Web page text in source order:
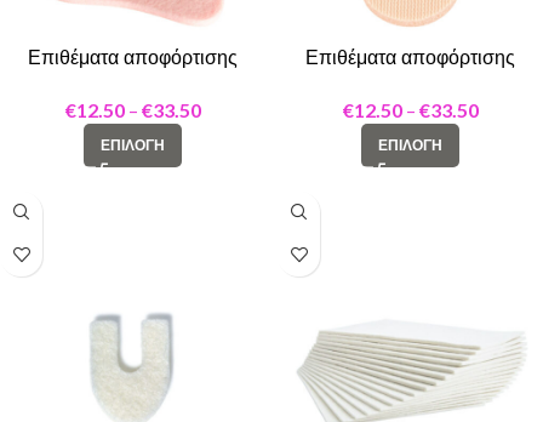
Επιθέματα αποφόρτισης
shape M
€12.50 – €33.50
ΕΠΙΛΟΓΉ
Επιθέματα αποφόρτισης
€12.50 – €33.50
ΕΠΙΛΟΓΉ